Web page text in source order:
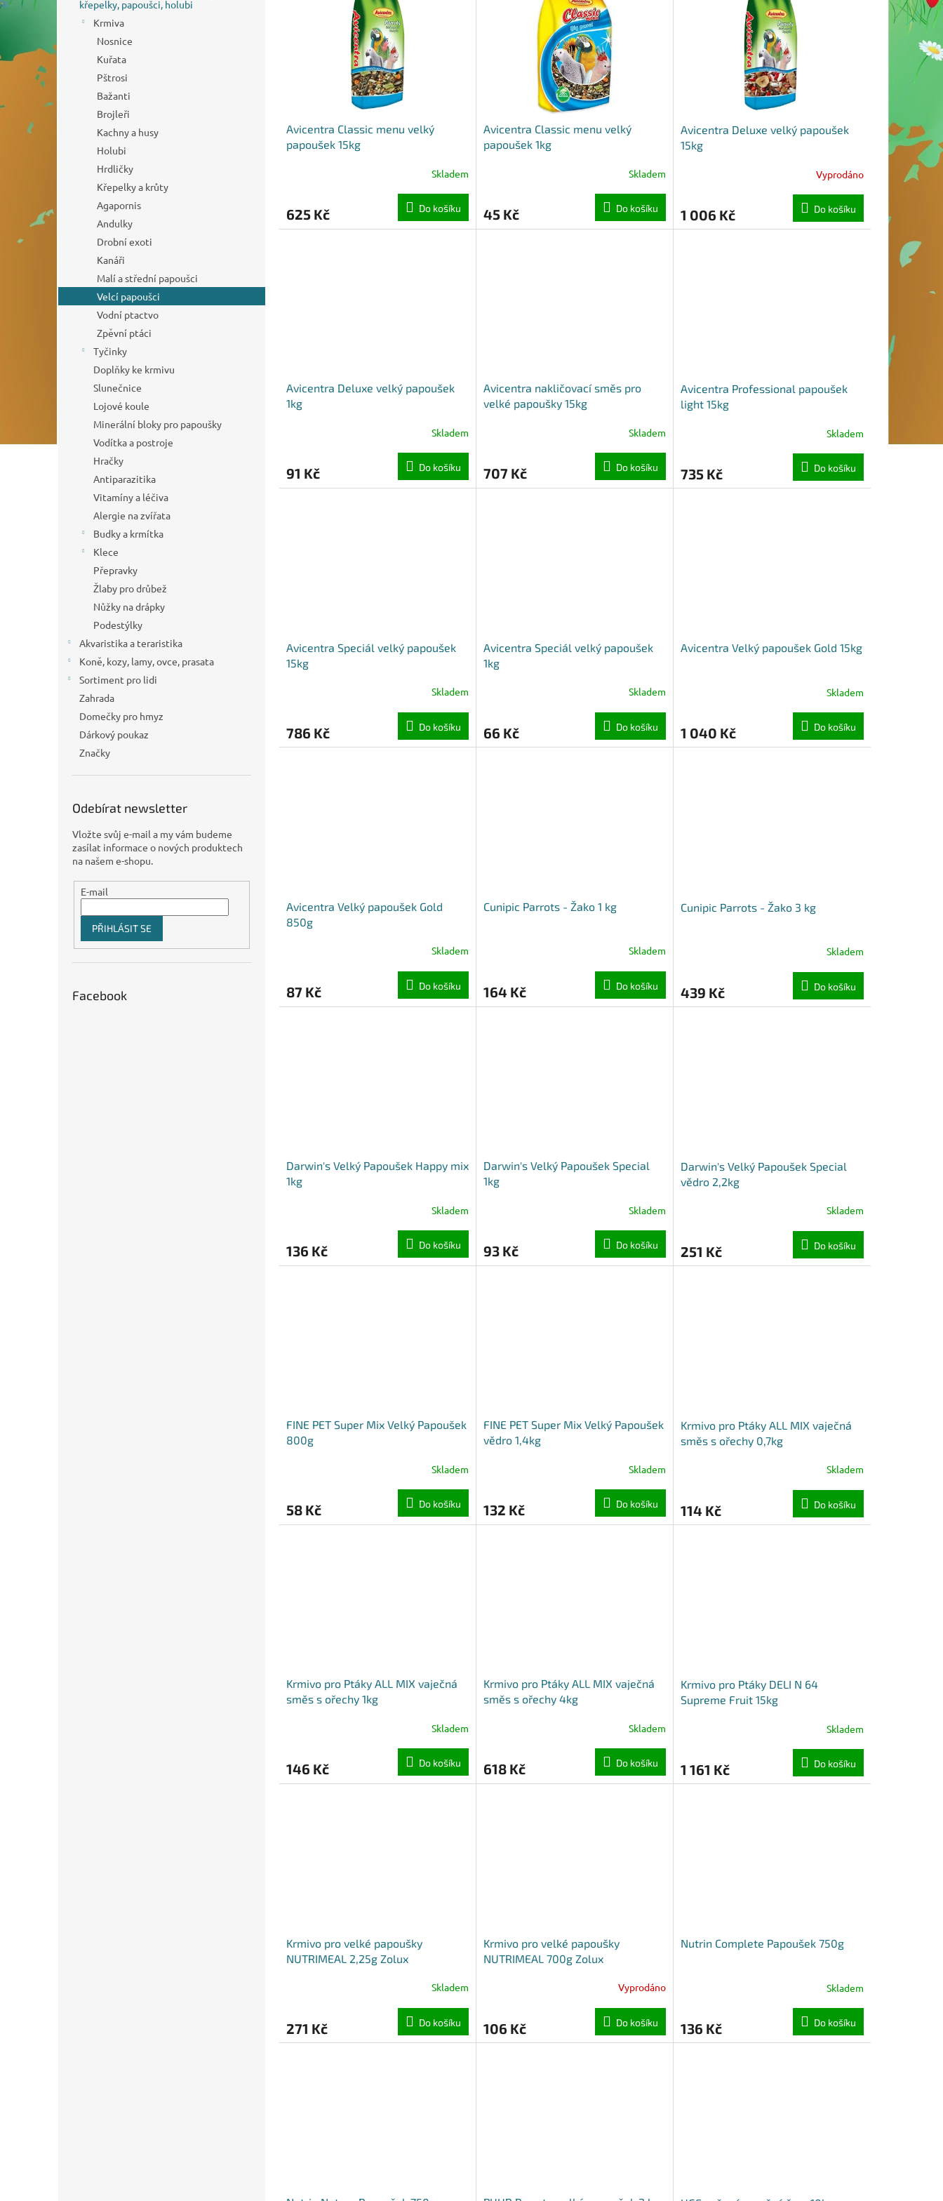
křepelky, papoušci, holubi
Krmiva
Nosnice
Kuřata
Pštrosi
Bažanti
Brojleři
Kachny a husy
Holubi
Hrdličky
Křepelky a krůty
Agapornis
Andulky
Drobní exoti
Kanáři
Malí a střední papoušci
Velcí papoušci
Vodní ptactvo
Zpěvní ptáci
Tyčinky
Doplňky ke krmivu
Slunečnice
Lojové koule
Minerální bloky pro papoušky
Vodítka a postroje
Hračky
Antiparazitika
Vitamíny a léčiva
Alergie na zvířata
Budky a krmítka
Klece
Přepravky
Žlaby pro drůbež
Nůžky na drápky
Podestýlky
Akvaristika a teraristika
Koně, kozy, lamy, ovce, prasata
Sortiment pro lidi
Zahrada
Domečky pro hmyz
Dárkový poukaz
Značky
Odebírat newsletter
Vložte svůj e-mail a my vám budeme
zasílat informace o nových produktech
na našem e-shopu.
E-mail
PŘIHLÁSIT SE
Facebook
Avicentra Classic menu velký
papoušek 15kg
Skladem
625 Kč Do košíku
Avicentra Classic menu velký
papoušek 1kg
Skladem
45 Kč Do košíku
Avicentra Deluxe velký papoušek
15kg
Vyprodáno
1 006 Kč Do košíku
Avicentra Deluxe velký papoušek
1kg
Skladem
91 Kč Do košíku
Avicentra nakličovací směs pro
velké papoušky 15kg
Skladem
707 Kč Do košíku
Avicentra Professional papoušek
light 15kg
Skladem
735 Kč Do košíku
Avicentra Speciál velký papoušek
15kg
Skladem
786 Kč Do košíku
Avicentra Speciál velký papoušek
1kg
Skladem
66 Kč Do košíku
Avicentra Velký papoušek Gold 15kg
Skladem
1 040 Kč Do košíku
Avicentra Velký papoušek Gold
850g
Skladem
87 Kč Do košíku
Cunipic Parrots - Žako 1 kg
Skladem
164 Kč Do košíku
Cunipic Parrots - Žako 3 kg
Skladem
439 Kč Do košíku
Darwin's Velký Papoušek Happy mix
1kg
Skladem
136 Kč Do košíku
Darwin's Velký Papoušek Special
1kg
Skladem
93 Kč Do košíku
Darwin's Velký Papoušek Special
vědro 2,2kg
Skladem
251 Kč Do košíku
FINE PET Super Mix Velký Papoušek
800g
Skladem
58 Kč Do košíku
FINE PET Super Mix Velký Papoušek
vědro 1,4kg
Skladem
132 Kč Do košíku
Krmivo pro Ptáky ALL MIX vaječná
směs s ořechy 0,7kg
Skladem
114 Kč Do košíku
Krmivo pro Ptáky ALL MIX vaječná
směs s ořechy 1kg
Skladem
146 Kč Do košíku
Krmivo pro Ptáky ALL MIX vaječná
směs s ořechy 4kg
Skladem
618 Kč Do košíku
Krmivo pro Ptáky DELI N 64
Supreme Fruit 15kg
Skladem
1 161 Kč Do košíku
Krmivo pro velké papoušky
NUTRIMEAL 2,25g Zolux
Skladem
271 Kč Do košíku
Krmivo pro velké papoušky
NUTRIMEAL 700g Zolux
Vyprodáno
106 Kč Do košíku
Nutrin Complete Papoušek 750g
Skladem
136 Kč Do košíku